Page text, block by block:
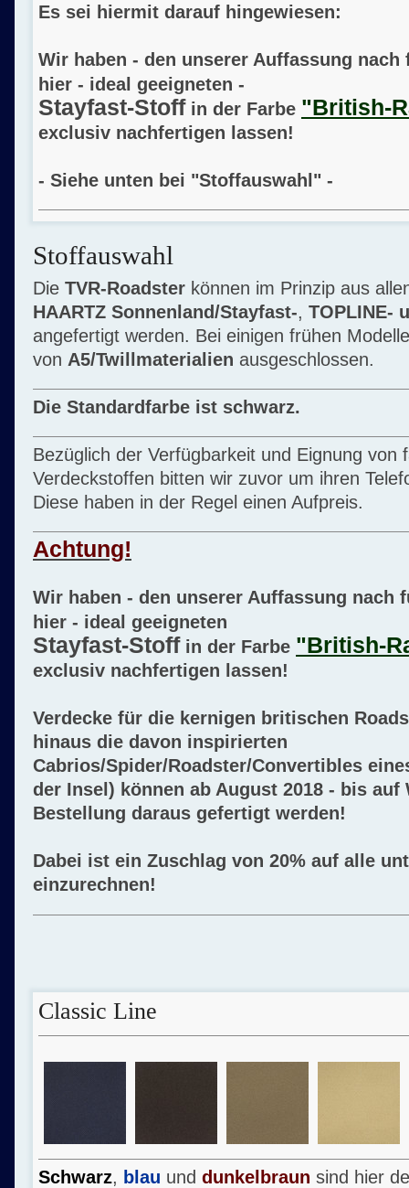
Es sei hiermit darauf hingewiesen:
Wir haben - den unserer Auffassung
hier - ideal geeigneten -
Stayfast-Stoffin der Farbe "British-
exclusiv nachfertigen lassen!
- Siehe unten bei "Stoffauswahl" -
Stoffauswahl
Die TVR-Roadster können im Prinzip aus
HAARTZ Sonnenland/Stayfast-, TOPLINE-
angefertigt werden. Bei einigen frühen
von A5/Twillmaterialien ausgeschlossen.
Die Standardfarbe ist schwarz.
Bezüglich der Verfügbarkeit und Eignung von
Verdeckstoffen bitten wir zuvor um ihren
Diese haben in der Regel einen Aufpreis.
Achtung!
Wir haben - den unserer Auffassung nach
hier - ideal geeigneten
Stayfast-Stoffin der Farbe "British-
exclusiv nachfertigen lassen!
Verdecke für die kernigen britischen
hinaus die davon inspirierten
Cabrios/Spider/Roadster/Convertibles
der Insel) können ab August 2018 - bis auf
Bestellung daraus gefertigt werden!
Dabei ist ein Zuschlag von 20% auf alle
einzurechnen!
Classic Line
Schwarz, blau und dunkelbraun sind hier